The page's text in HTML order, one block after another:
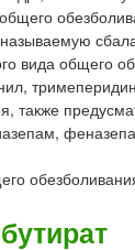
вида общего
также